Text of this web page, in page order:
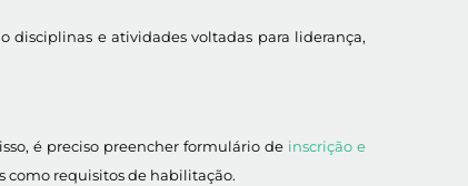
disciplinas e atividades voltadas para liderança,
é preciso preencher formulário de inscrição e
como requisitos de habilitação.